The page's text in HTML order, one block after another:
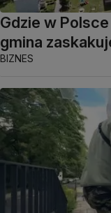
Gdzie w
gmina
BIZNES